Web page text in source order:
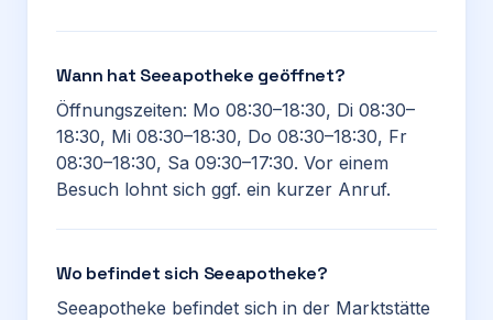
Wann hat Seeapotheke geöffnet?
Öffnungszeiten: Mo 08:30–18:30, Di 08:30–
18:30, Mi 08:30–18:30, Do 08:30–18:30, Fr
08:30–18:30, Sa 09:30–17:30. Vor einem
Besuch lohnt sich ggf. ein kurzer Anruf.
Wo befindet sich Seeapotheke?
Seeapotheke befindet sich in der Marktstätte